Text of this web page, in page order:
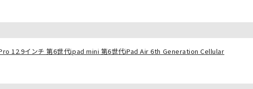
12.9インチ 第6世代ipad mini 第6世代iPad Air 6th Generation Cellular